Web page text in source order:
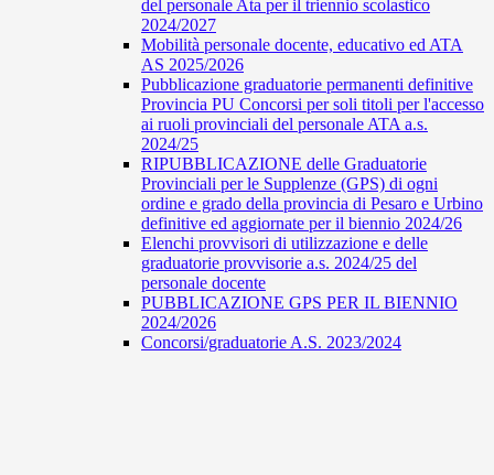
del personale Ata per il triennio scolastico
2024/2027
Mobilità personale docente, educativo ed ATA
AS 2025/2026
Pubblicazione graduatorie permanenti definitive
Provincia PU Concorsi per soli titoli per l'accesso
ai ruoli provinciali del personale ATA a.s.
2024/25
RIPUBBLICAZIONE delle Graduatorie
Provinciali per le Supplenze (GPS) di ogni
ordine e grado della provincia di Pesaro e Urbino
definitive ed aggiornate per il biennio 2024/26
Elenchi provvisori di utilizzazione e delle
graduatorie provvisorie a.s. 2024/25 del
personale docente
PUBBLICAZIONE GPS PER IL BIENNIO
2024/2026
Concorsi/graduatorie A.S. 2023/2024